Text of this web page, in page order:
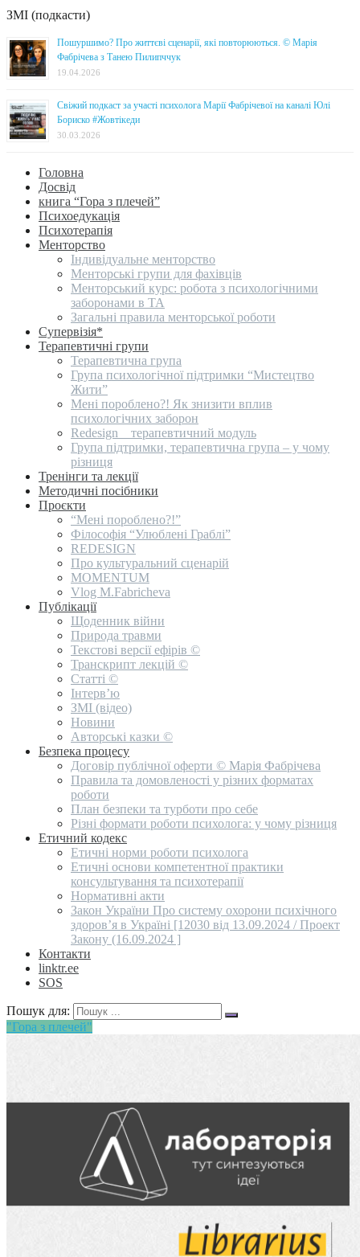
ЗМІ (подкасти)
Пошуршимо? Про життєві сценарії, які повторюються. © Марія
Фабрічева з Танею Пилипччук
19.04.2026
Свіжий подкаст за участі психолога Марії Фабрічевої на каналі Юлі
Бориско #Жовтікеди
30.03.2026
Головна
Досвід
книга “Гора з плечей”
Психоедукація
Психотерапія
Менторство
Індивідуальне менторство
Менторські групи для фахівців
Менторський курс: робота з психологічними
заборонами в ТА
Загальні правила менторської роботи
Супервізія*
Терапевтичні групи
Терапевтична група
Група психологічної підтримки “Мистецтво
Жити”
Мені пороблено?! Як знизити вплив
психологічних заборон
Redesign _ терапевтичний модуль
Група підтримки, терапевтична група – у чому
різниця
Тренінги та лекції
Методичні посібники
Проєкти
“Мені пороблено?!”
Філософія “Улюблені Граблі”
REDESIGN
Про культуральний сценарій
MOMENTUM
Vlog M.Fabricheva
Публікації
Щоденник війни
Природа травми
Текстові версії ефірів ©
Транскрипт лекцій ©
Статті ©
Інтерв’ю
ЗМІ (відео)
Новини
Авторські казки ©
Безпека процесу
Договір публічної оферти © Марія Фабрічева
Правила та домовленості у різних форматах
роботи
План безпеки та турботи про себе
Різні формати роботи психолога: у чому різниця
Етичний кодекс
Етичні норми роботи психолога
Етичні основи компетентної практики
консультування та психотерапії
Нормативні акти
Закон України Про систему охорони психічного
здоров’я в Україні [12030 від 13.09.2024 / Проект
Закону (16.09.2024 ]
Контакти
linktr.ee
SOS
Пошук для:
"Гора з плечей"